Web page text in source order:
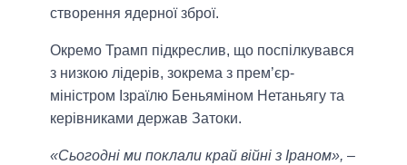
створення ядерної зброї.
Окремо Трамп підкреслив, що поспілкувався
з низкою лідерів, зокрема з прем’єр-
міністром Ізраїлю Беньяміном Нетаньягу та
керівниками держав Затоки.
«Сьогодні ми поклали край війні з Іраном», –